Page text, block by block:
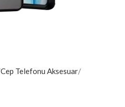
Cep Telefonu Aksesuar